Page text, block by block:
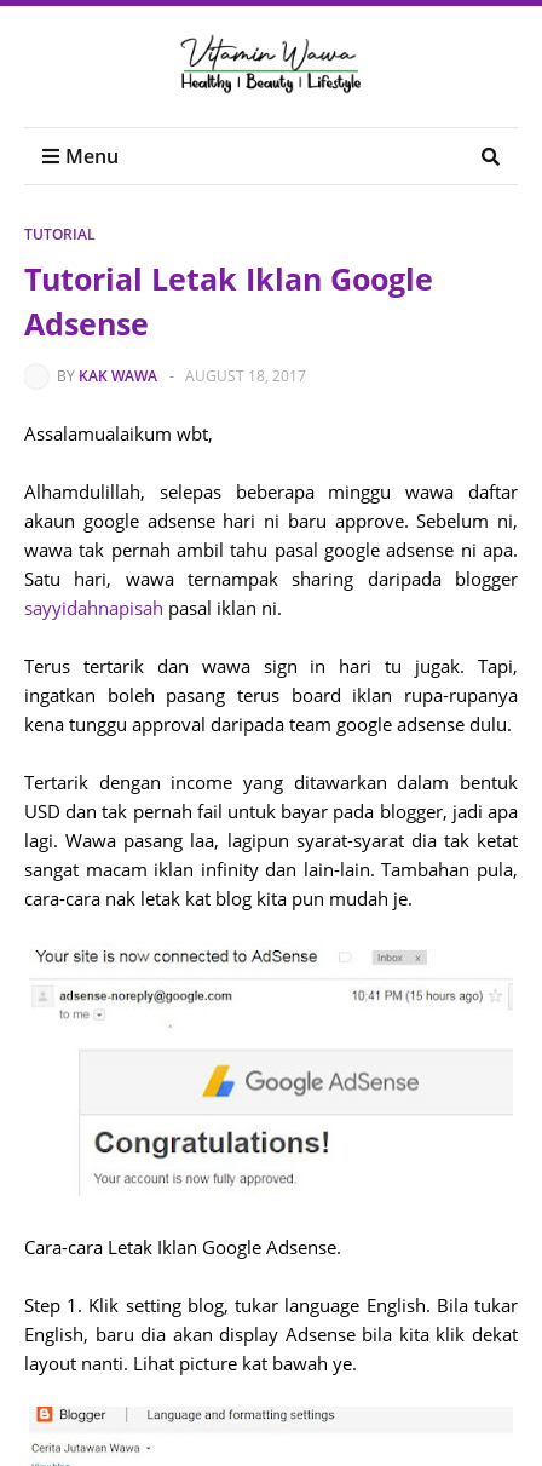
Menu
TUTORIAL
Tutorial Letak Iklan Google
Adsense
BY KAK WAWA - AUGUST 18, 2017
Assalamualaikum wbt,
Alhamdulillah, selepas beberapa minggu wawa daftar
akaun google adsense hari ni baru approve. Sebelum ni,
wawa tak pernah ambil tahu pasal google adsense ni apa.
Satu hari, wawa ternampak sharing daripada blogger
sayyidahnapisah pasal iklan ni.
Terus tertarik dan wawa sign in hari tu jugak. Tapi,
ingatkan boleh pasang terus board iklan rupa-rupanya
kena tunggu approval daripada team google adsense dulu.
Tertarik dengan income yang ditawarkan dalam bentuk
USD dan tak pernah fail untuk bayar pada blogger, jadi apa
lagi. Wawa pasang laa, lagipun syarat-syarat dia tak ketat
sangat macam iklan infinity dan lain-lain. Tambahan pula,
cara-cara nak letak kat blog kita pun mudah je.
Cara-cara Letak Iklan Google Adsense.
Step 1. Klik setting blog, tukar language English. Bila tukar
English, baru dia akan display Adsense bila kita klik dekat
layout nanti. Lihat picture kat bawah ye.